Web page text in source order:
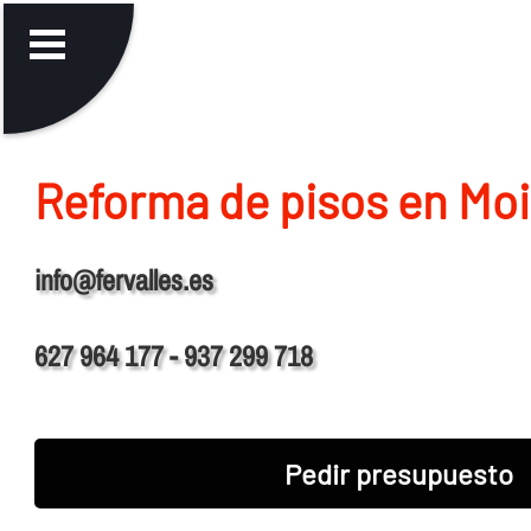
Reforma de pisos en
info@fervalles.es
627 964 177 - 937 299 718
Pedir presupuesto